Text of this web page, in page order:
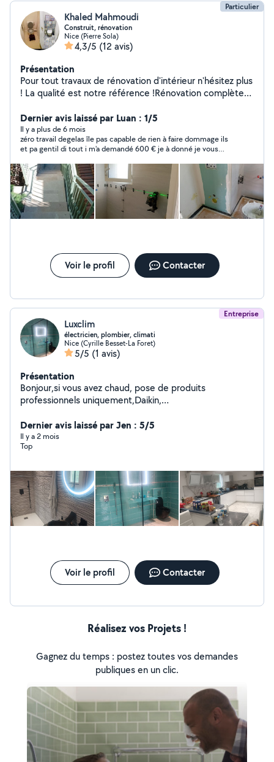
Particulier
Khaled Mahmoudi
Construit, rénovation
Nice (Pierre Sola)
4,3/5 (12 avis)
Présentation
Pour tout travaux de rénovation d'intérieur n'hésitez plus
! La qualité est notre référence !Rénovation complète
électricité, plomberie, parquet, carrelage, carreaux de
ciment, menuiserie sur mesure Mk rénovation
Dernier avis laissé par Luan : 1/5
Il y a plus de 6 mois
zéro travail degelas île pas capable de rien à faire dommage ils
et pa gentil di tout i m'a demandé 600 € je à donné je vous
Voir le profil Contacter
Entreprise
Luxclim
électricien, plombier, climati
Nice (Cyrille Besset-La Foret)
5/5 (1 avis)
Présentation
Bonjour,si vous avez chaud, pose de produits
professionnels uniquement,Daikin,
photo, c'est cher moi les salles d'eau.Chasseur de
fuite,sans cassé . CAP plombier 1998, chauffage 1999,
BEP,E.T.E équipements technique et énergie,le tout en
Dernier avis laissé par Jen : 5/5
Il y a 2 mois
Top
Voir le profil Contacter
Réalisez vos Projets !
Gagnez du temps : postez toutes vos demandes
publiques en un clic.